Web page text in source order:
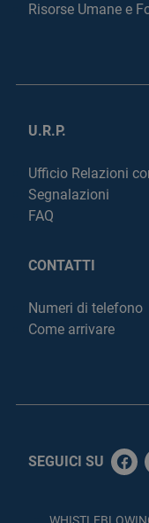
Risorse Umane e
U.R.P.
Ufficio Relazioni
Segnalazioni
FAQ
CONTATTI
Numeri di telefono
Come arrivare
SEGUICI SU